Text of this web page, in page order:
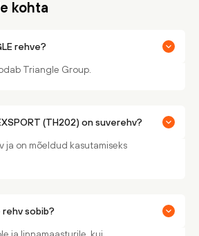
kohta
rehve?
Triangle Group.
(TH202) on suverehv?
ja on mõeldud kasutamiseks
sobib?